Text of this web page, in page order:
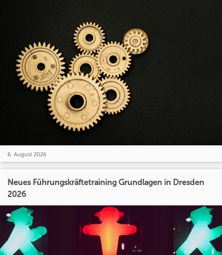
6. August 2026
Neues Führungskräftetraining Grundlagen in Dresden
2026